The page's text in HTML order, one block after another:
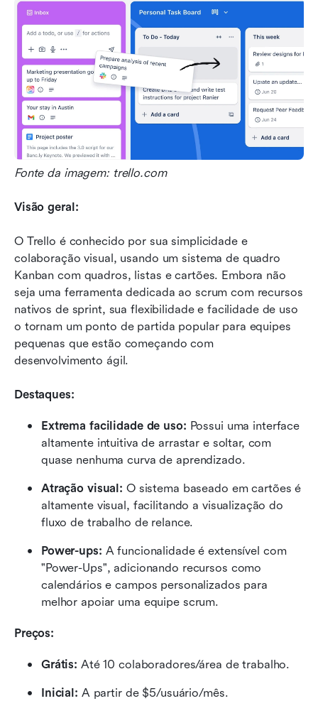
Fonte da imagem: trello.com
Visão geral:
O Trello é conhecido por sua simplicidade e
colaboração visual, usando um sistema de quadro
Kanban com quadros, listas e cartões. Embora não
seja uma ferramenta dedicada ao scrum com recursos
nativos de sprint, sua flexibilidade e facilidade de uso
o tornam um ponto de partida popular para equipes
pequenas que estão começando com
desenvolvimento ágil.
Destaques:
Extrema facilidade de uso: Possui uma interface
altamente intuitiva de arrastar e soltar, com
quase nenhuma curva de aprendizado.
Atração visual: O sistema baseado em cartões é
altamente visual, facilitando a visualização do
fluxo de trabalho de relance.
Power-ups: A funcionalidade é extensível com
"Power-Ups", adicionando recursos como
calendários e campos personalizados para
melhor apoiar uma equipe scrum.
Preços:
Grátis: Até 10 colaboradores/área de trabalho.
Inicial: A partir de $5/usuário/mês.